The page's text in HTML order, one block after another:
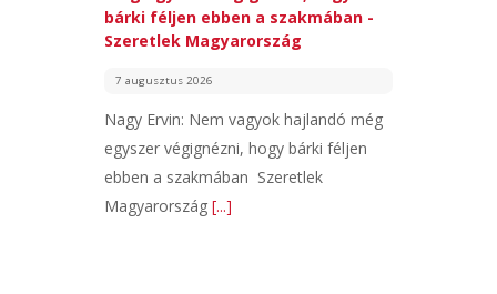
bárki féljen ebben a szakmában -
Szeretlek Magyarország
7 augusztus 2026
Nagy Ervin: Nem vagyok hajlandó még
egyszer végignézni, hogy bárki féljen
ebben a szakmában Szeretlek
Magyarország [...]